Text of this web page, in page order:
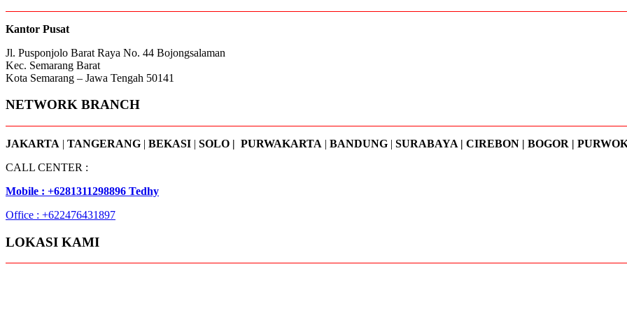
Kantor Pusat
Jl. Pusponjolo Barat Raya No. 44 Bojongsalaman
Kec. Semarang Barat
Kota Semarang – Jawa Tengah 50141
NETWORK BRANCH
JAKARTA | TANGERANG | BEKASI | SOLO | PURWAKARTA | BANDUNG | SURABAYA | CIREBON | BOGOR |
CALL CENTER :
Mobile : +6281311298896 Tedhy
Office : +622476431897
LOKASI KAMI